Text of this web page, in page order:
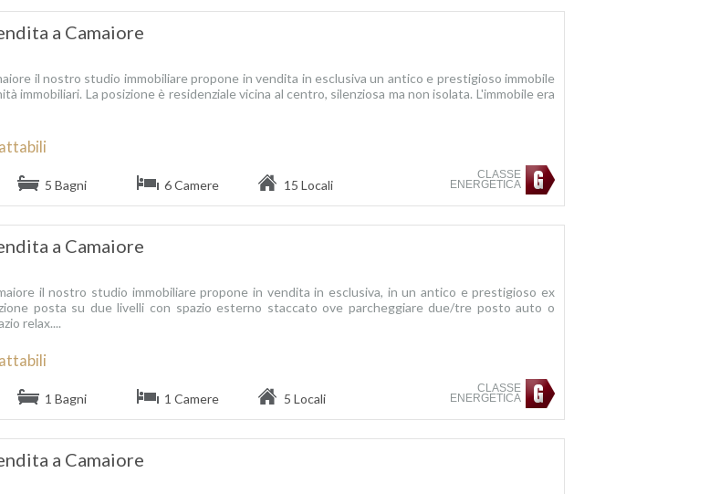
a Camaiore
il nostro studio immobiliare propone in vendita in esclusiva un antico e prestigioso immobile
immobiliari. La posizione è residenziale vicina al centro, silenziosa ma non isolata. L'immobile era
5 Bagni 6 Camere 15 Locali
CLASSE
ENERGETICA
a Camaiore
il nostro studio immobiliare propone in vendita in esclusiva, in un antico e prestigioso ex
posta su due livelli con spazio esterno staccato ove parcheggiare due/tre posto auto o
relax....
1 Bagni 1 Camere 5 Locali
CLASSE
ENERGETICA
a Camaiore